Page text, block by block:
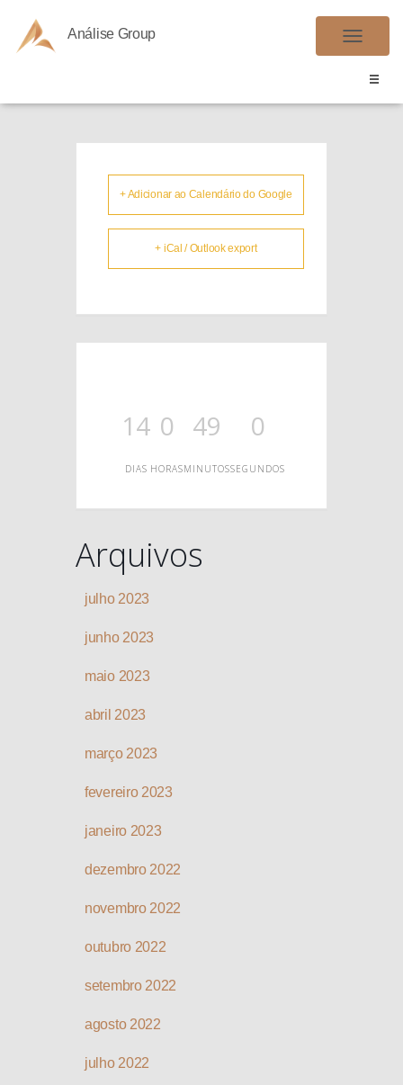
Análise Group
A
+ Adicionar ao Calendário do Google
+ iCal / Outlook export
14
DIAS
0
HORAS
49
MINUTOS
0
SEGUNDOS
Arquivos
julho 2023
junho 2023
maio 2023
abril 2023
março 2023
fevereiro 2023
janeiro 2023
dezembro 2022
novembro 2022
outubro 2022
setembro 2022
agosto 2022
julho 2022